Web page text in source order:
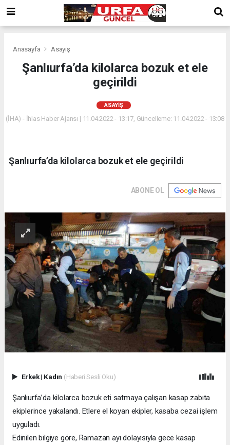
Anasayfa Asayiş
Şanlıurfa’da kilolarca bozuk et ele
geçirildi
ASAYIŞ
(İHA) - İhlas Haber Ajansı | 11.04.2022 - 13:17, Güncelleme: 11.04.2022 - 13:08
Şanlıurfa’da kilolarca bozuk et ele geçirildi
ABONE OL
Erkek| Kadın (Haberi Sesli Oku)
Şanlıurfa’da kilolarca bozuk eti satmaya çalışan kasap zabıta
ekiplerince yakalandı. Etlere el koyan ekipler, kasaba cezai işlem
uyguladı.
Edinilen bilgiye göre, Ramazan ayı dolayısıyla gece kasap